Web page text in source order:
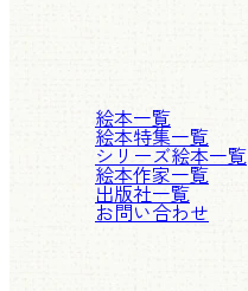
絵本一覧
絵本特集一覧
シリーズ絵本一覧
絵本作家一覧
出版社一覧
お問い合わせ